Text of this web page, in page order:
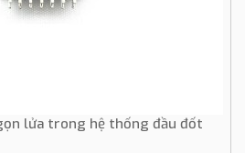
lửa trong hệ thống đầu đốt